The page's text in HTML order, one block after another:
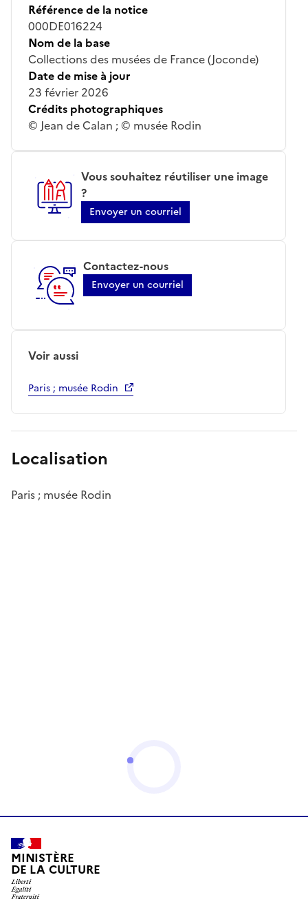
Référence de la notice
000DE016224
Nom de la base
Collections des musées de France (Joconde)
Date de mise à jour
23 février 2026
Crédits photographiques
© Jean de Calan ; © musée Rodin
Vous souhaitez réutiliser une image
?
Envoyer un courriel
Contactez-nous
Envoyer un courriel
Voir aussi
Paris ; musée Rodin
Localisation
Paris ; musée Rodin
MINISTÈRE
DE LA CULTURE